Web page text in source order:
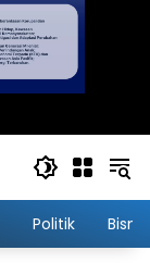
Politik